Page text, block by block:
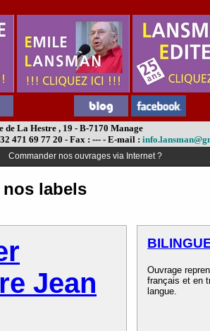
de La Hestre , 19 - B-7170 Manage
471 69 77 20 - Fax : --- - E-mail :
Abonnement théâtre ?
nos labels
Jean
Ouvrage
français et en
langue.